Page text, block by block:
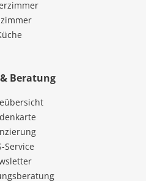
Beratung
Service